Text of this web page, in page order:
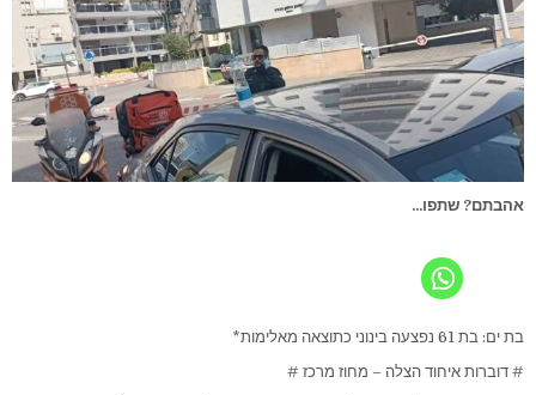
אהבתם? שתפו...
בת ים: בת 61 נפצעה בינוני כתוצאה מאלימות*
# דוברות איחוד הצלה – מחוז מרכז #